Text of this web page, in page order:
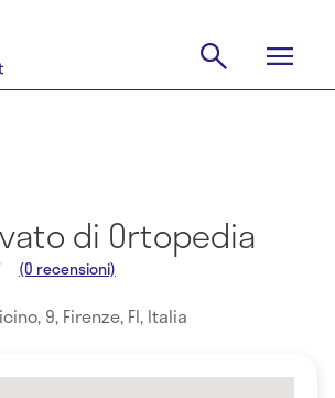
di Ortopedia
(0 recensioni)
9, Firenze, FI, Italia